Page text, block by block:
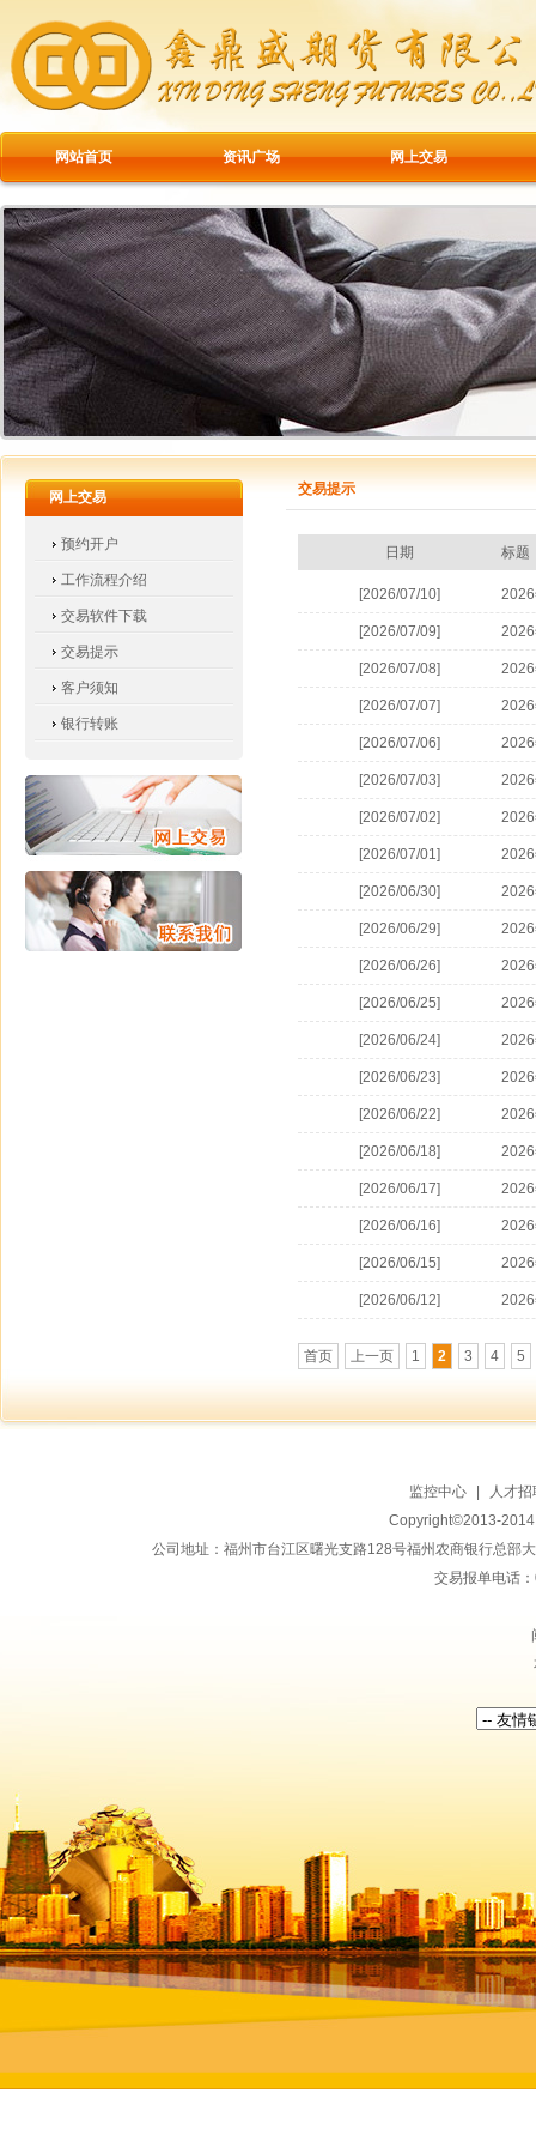
网站首页 资讯广场 网上交易
网上交易
预约开户
工作流程介绍
交易软件下载
交易提示
客户须知
银行转账
交易提示
日期 标题
[2026/07/10]
[2026/07/09]
[2026/07/08]
[2026/07/07]
[2026/07/06]
[2026/07/03]
[2026/07/02]
[2026/07/01]
[2026/06/30]
[2026/06/29]
[2026/06/26]
[2026/06/25]
[2026/06/24]
[2026/06/23]
[2026/06/22]
[2026/06/18]
[2026/06/17]
[2026/06/16]
[2026/06/15]
[2026/06/12]
首页 上一页 1 2 3 4 5
监控中心
人才招
Copyright©2013-
公司地址：福州市台江区曙光支路128号福州农商银行总
交易报单电话